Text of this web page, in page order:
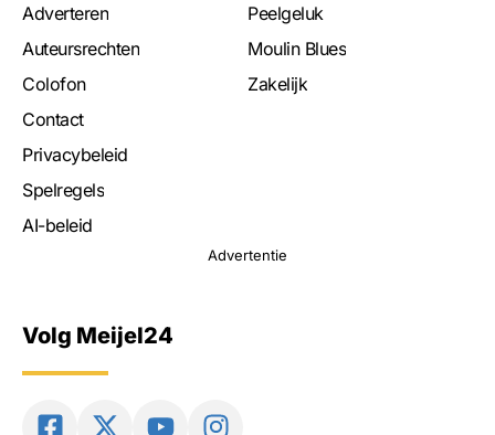
Adverteren
Auteursrechten
Colofon
Contact
Privacybeleid
Spelregels
AI-beleid
Peelgeluk
Moulin Blues
Zakelijk
Advertentie
Volg Meijel24